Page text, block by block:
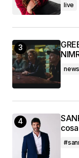
live
news